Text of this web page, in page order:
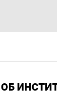
ОБ